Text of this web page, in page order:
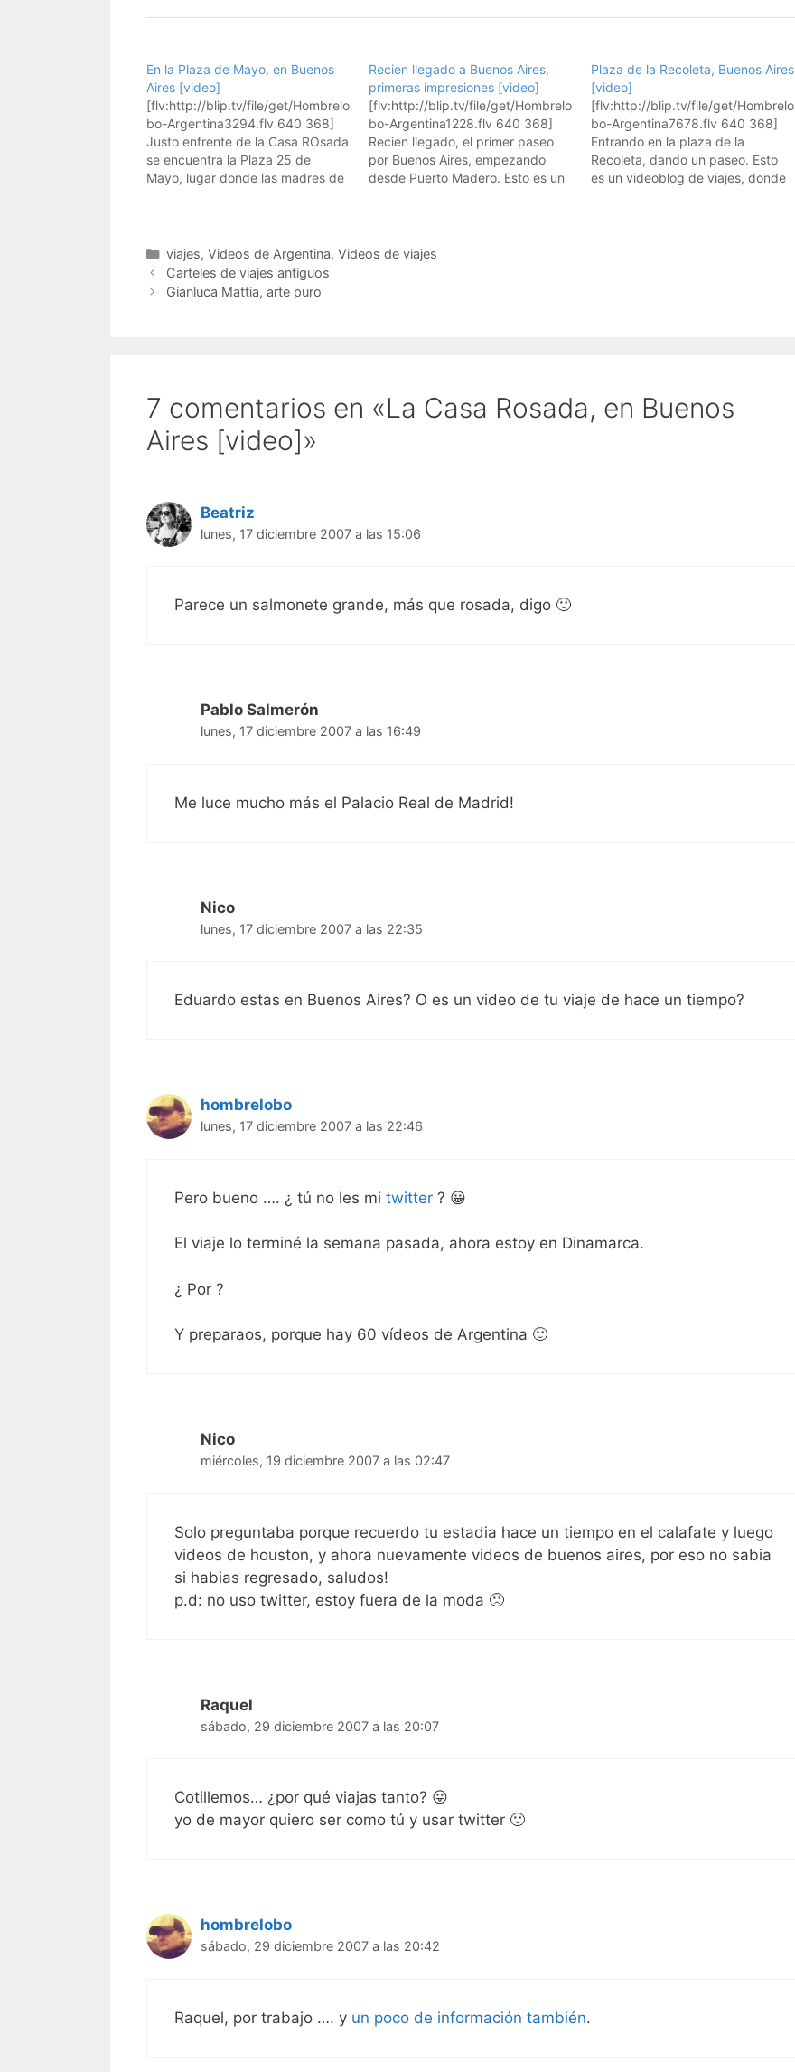
En la Plaza de Mayo, en Buenos
Aires [video]
[flv:http://blip.tv/file/get/Hombrelo
bo-Argentina3294.flv 640 368]
Justo enfrente de la Casa ROsada
se encuentra la Plaza 25 de
Mayo, lugar donde las madres de
muestro mis viajes. Aquí están
todos los videos de…
Recien llegado a Buenos Aires,
primeras impresiones [video]
[flv:http://blip.tv/file/get/Hombrelo
bo-Argentina1228.flv 640 368]
Recién llegado, el primer paseo
por Buenos Aires, empezando
desde Puerto Madero. Esto es un
Suscribiros a los feeds RSS:
Plaza de la Recoleta, Buenos Aires
[video]
[flv:http://blip.tv/file/get/Hombrelo
bo-Argentina7678.flv 640 368]
Entrando en la plaza de la
Recoleta, dando un paseo. Esto
es un videoblog de viajes, donde
Categorías
viajes, Videos de Argentina, Videos de viajes
Carteles de viajes antiguos
Gianluca Mattia, arte puro
7 comentarios en «La Casa Rosada, en Buenos
Aires [video]»
Beatriz
lunes, 17 diciembre 2007 a las 15:06
Parece un salmonete grande, más que rosada, digo 🙂
Pablo Salmerón
lunes, 17 diciembre 2007 a las 16:49
Me luce mucho más el Palacio Real de Madrid!
Nico
lunes, 17 diciembre 2007 a las 22:35
Eduardo estas en Buenos Aires? O es un video de tu viaje de hace un tiempo?
hombrelobo
lunes, 17 diciembre 2007 a las 22:46
Pero bueno …. ¿ tú no les mi twitter ? 😀
El viaje lo terminé la semana pasada, ahora estoy en Dinamarca.
¿ Por ?
Y preparaos, porque hay 60 vídeos de Argentina 🙂
Nico
miércoles, 19 diciembre 2007 a las 02:47
Solo preguntaba porque recuerdo tu estadia hace un tiempo en el calafate y luego
videos de houston, y ahora nuevamente videos de buenos aires, por eso no sabia
si habias regresado, saludos!
p.d: no uso twitter, estoy fuera de la moda 🙁
Raquel
sábado, 29 diciembre 2007 a las 20:07
Cotillemos… ¿por qué viajas tanto? 😛
yo de mayor quiero ser como tú y usar twitter 🙂
hombrelobo
sábado, 29 diciembre 2007 a las 20:42
Raquel, por trabajo …. y un poco de información también.